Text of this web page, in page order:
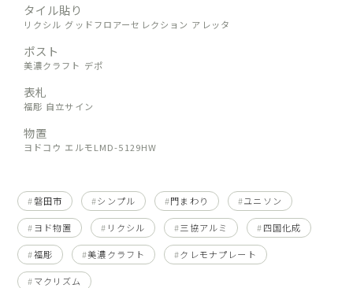
タイル貼り
リクシル グッドフロアーセレクション アレッタ
ポスト
美濃クラフト デポ
表札
福彫 自立サイン
物置
ヨドコウ エルモLMD-5129HW
磐田市 シンプル 門まわり ユニソン
ヨド物置 リクシル 三協アルミ 四国化成
福彫 美濃クラフト クレモナプレート
マクリズム